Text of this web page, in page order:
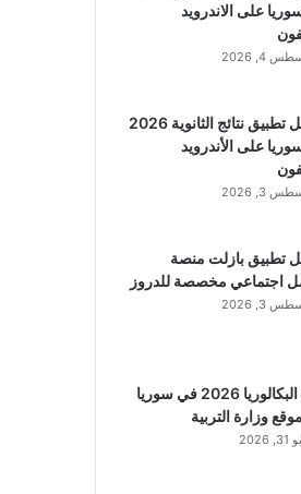
على الاندرويد
4, 2026
تحميل تطبيق نتائج الثانوية 2026
على الأندرويد
3, 2026
تطبيق بازلت منصة
اجتماعي مخصصة للدروز
3, 2026
نتائج البكالوريا 2026 في سوريا
وزارة التربية